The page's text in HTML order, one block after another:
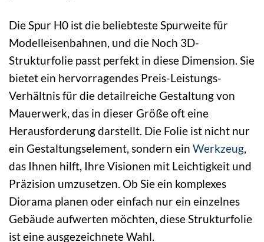
Die Spur H0 ist die beliebteste Spurweite für
Modelleisenbahnen, und die Noch 3D-
Strukturfolie passt perfekt in diese Dimension. Sie
bietet ein hervorragendes Preis-Leistungs-
Verhältnis für die detailreiche Gestaltung von
Mauerwerk, das in dieser Größe oft eine
Herausforderung darstellt. Die Folie ist nicht nur
ein Gestaltungselement, sondern ein Werkzeug
das Ihnen hilft, Ihre Visionen mit Leichtigkeit und
Präzision umzusetzen. Ob Sie ein komplexes
Diorama planen oder einfach nur ein einzelnes
Gebäude aufwerten möchten, diese Strukturfolie
ist eine ausgezeichnete Wahl.